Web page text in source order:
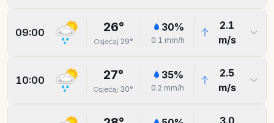
09:00 26°
Osjećaj 29°
30%
0.1 mm/h
2.1
m/s
10:00 27°
Osjećaj 30°
35%
0.2 mm/h
2.5
m/s
3.0